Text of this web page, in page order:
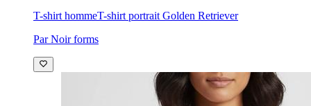
T-shirt hommeT-shirt portrait Golden Retriever
Par Noir forms